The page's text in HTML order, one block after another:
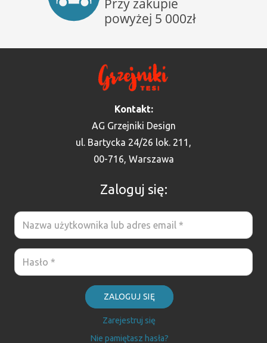
Kontakt:
AG Grzejniki Design
ul. Bartycka 24/26 lok. 211,
00-716, Warszawa
Zaloguj się:
ZALOGUJ SIĘ
Zarejestruj się
Nie pamiętasz hasła?